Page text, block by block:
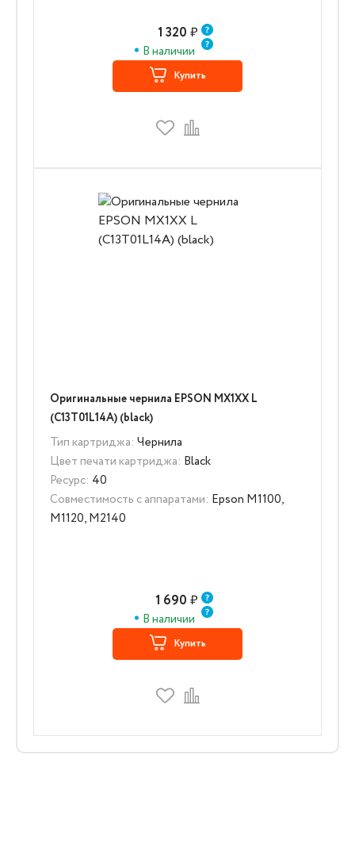
1 320 ₽
В наличии
Купить
Оригинальные чернила EPSON MX1XX L
(C13T01L14A) (black)
Тип картриджа: Чернила
Цвет печати картриджа: Black
Ресурс: 40
Совместимость с аппаратами: Epson M1100,
M1120, M2140
1 690 ₽
В наличии
Купить